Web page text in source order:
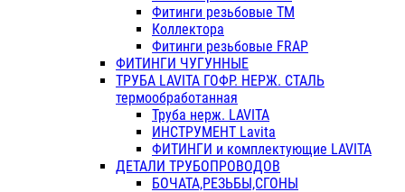
Фитинги резьбовые ТМ
Коллектора
Фитинги резьбовые FRAP
ФИТИНГИ ЧУГУННЫЕ
ТРУБА LAVITA ГОФР. НЕРЖ. СТАЛЬ
термообработанная
Труба нерж. LAVITA
ИНСТРУМЕНТ Lavita
ФИТИНГИ и комплектующие LAVITA
ДЕТАЛИ ТРУБОПРОВОДОВ
БОЧАТА,РЕЗЬБЫ,СГОНЫ